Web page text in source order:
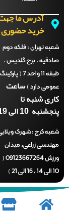
آدرس ما جهت
خرید حضوری
تهران :فلکه دوم
. برج گلدیس .
طبقه 11 واحد 7 ( پارکینگ
دارد )ساعت
شنبه تا
10 الی 19
کرج :شهرک ویلایی
زراعی، میدان
ورزش 09123667264 (